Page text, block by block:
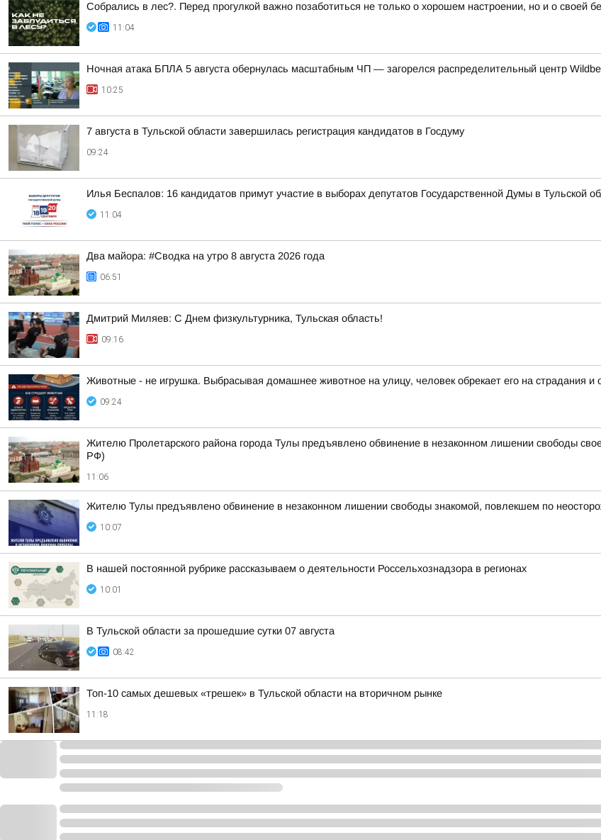
Собрались в лес?. Перед прогулкой важно позаботиться не только о хорошем настроении, но и о своей
11:04
Ночная атака БПЛА 5 августа обернулась масштабным ЧП — загорелся распределительный центр
10:25
7 августа в Тульской области завершилась регистрация кандидатов в Госдуму
09:24
Илья Беспалов: 16 кандидатов примут участие в выборах депутатов Государственной Думы в Тульской
11:04
Два майора: #Сводка на утро 8 августа 2026 года
06:51
Дмитрий Миляев: С Днем физкультурника, Тульская область!
09:16
Животные - не игрушка. Выбрасывая домашнее животное на улицу, человек обрекает его на страдания и
09:24
Жителю Пролетарского района города Тулы предъявлено обвинение в незаконном лишении свободы
РФ)
11:06
Жителю Тулы предъявлено обвинение в незаконном лишении свободы знакомой, повлекшем по
10:07
В нашей постоянной рубрике рассказываем о деятельности Россельхознадзора в регионах
10:01
В Тульской области за прошедшие сутки 07 августа
08:42
Топ-10 самых дешевых «трешек» в Тульской области на вторичном рынке
11:18